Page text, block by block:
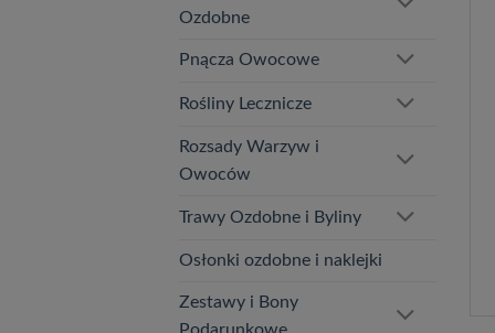
Ozdobne
Pnącza Owocowe
Rośliny Lecznicze
Rozsady Warzyw i
Owoców
Trawy Ozdobne i Byliny
Osłonki ozdobne i naklejki
Zestawy i Bony